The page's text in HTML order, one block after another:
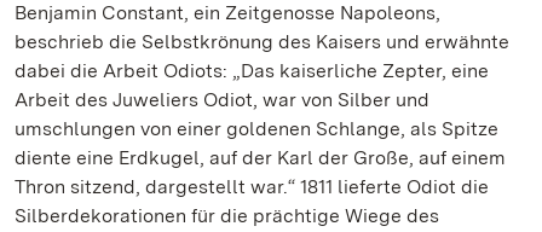
Benjamin Constant, ein Zeitgenosse Napoleons,
beschrieb die Selbstkrönung des Kaisers und erwähnte
dabei die Arbeit Odiots: „Das kaiserliche Zepter, eine
Arbeit des Juweliers Odiot, war von Silber und
umschlungen von einer goldenen Schlange, als Spitze
diente eine Erdkugel, auf der Karl der Große, auf einem
Thron sitzend, dargestellt war.“ 1811 lieferte Odiot die
Silberdekorationen für die prächtige Wiege des